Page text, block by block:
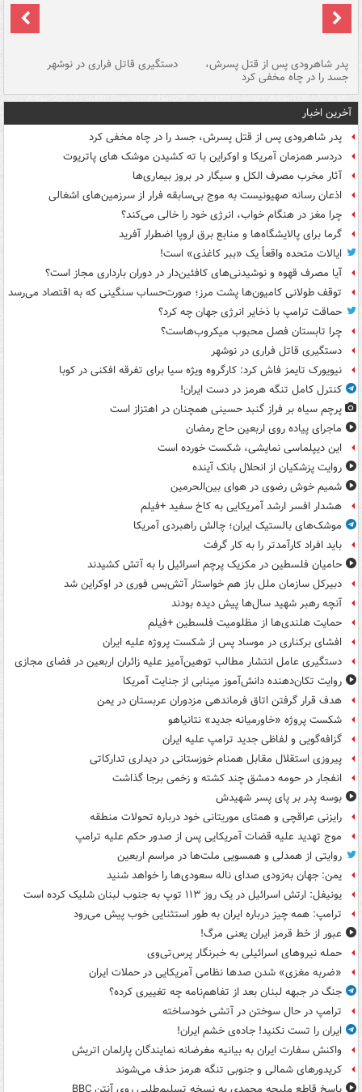
پدر شاهرودی پس از قتل پسرش،
جسد را در چاه مخفی کرد
دستگیری قاتل فراری در نوشهر
آخرین اخبار
پدر شاهرودی پس از قتل پسرش، جسد را در چاه مخفی کرد
دردسر همزمان آمریکا و اوکراین با ته کشیدن موشک های پاتریوت
آثار مخرب مصرف الکل و سیگار در بروز بیماری‌ها
اذعان رسانه صهیونیست به موج بی‌سابقه فرار از سرزمین‌های اشغالی
چرا مغز در هنگام خواب، انرژی خود را خالی می‌کند؟
گرما برای پالایشگاه‌ها و منابع برق اروپا اضطرار آفرید
ایالات متحده واقعاً یک «ببر کاغذی» است!
آیا مصرف قهوه و نوشیدنی‌های کافئین‌دار در دوران بارداری مجاز است؟
توقف طولانی کامیون‌ها پشت مرز؛ صورت‌حساب سنگینی که به اقتصاد می‌رسد
حماقت ترامپ با ذخایر انرژی جهان چه کرد؟
چرا تابستان فصل محبوب میکروب‌هاست؟
دستگیری قاتل فراری در نوشهر
نیویورک تایمز فاش کرد: کارگروه ویژه سیا برای تفرقه افکنی در کوبا
کنترل کامل تنگه هرمز در دست ایران!
پرچم سیاه بر فراز گنبد حسینی همچنان در اهتزاز است
ماجرای پیاده روی اربعین حاج رمضان
این دیپلماسی نمایشی، شکست خورده است
روایت پزشکیان از انحلال بانک آینده
شمیم خوش رضوی در هوای بین‌الحرمین
هشدار افسر ارشد آمریکایی به کاخ سفید +فیلم
موشک‌های بالستیک ایران؛ چالش راهبردی آمریکا
باید افراد کارآمدتر را به کار گرفت
حامیان فلسطین در مکزیک پرچم اسرائیل را به آتش کشیدند
دبیرکل سازمان ملل باز هم خواستار آتش‌بس فوری در اوکراین شد
آنچه رهبر شهید سال‌ها پیش دیده بودند
حمایت هلندی‌ها از مظلومیت فلسطین +فیلم
افشای برکناری در موساد پس از شکست پروژه علیه ایران
دستگیری عامل انتشار مطالب توهین‌آمیز علیه زائران اربعین در فضای مجازی
روایت تکان‌دهنده دانش‌آموز مینابی از جنایت آمریکا
هدف قرار گرفتن اتاق‌ فرماندهی مزدوران عربستان در یمن
شکست پروژه «خاورمیانه جدید» نتانیاهو
گزافه‌گویی و لفاظی جدید ترامپ علیه ایران
پیروزی استقلال مقابل همنام خوزستانی در دیداری تدارکاتی
انفجار در حومه دمشق چند کشته و زخمی برجا گذاشت
بوسه‌ پدر بر پای پسر شهیدش
رایزنی عراقچی و همتای موریتانی خود درباره تحولات منطقه
موج تهدید علیه قضات آمریکایی پس از صدور حکم علیه ترامپ
روایتی از همدلی و همسویی ملت‌ها در مراسم اربعین
یمن: جهان به‌زودی صدای ناله سعودی‌ها را خواهد شنید
یونیفل: ارتش اسرائیل در یک روز ۱۱۳ توپ به جنوب لبنان شلیک کرده است
ترامپ: همه چیز درباره ایران به طور استثنایی خوب پیش می‌رود
عبور از خط قرمز ایران یعنی مرگ!
حمله نیروهای اسرائیلی به خبرنگار پرس‌تی‌وی
«ضربه مغزی» شدن صدها نظامی آمریکایی در حملات ایران
جنگ در جبهه لبنان بعد از تفاهم‌نامه چه تغییری کرده؟
ترامپ در حال سوختن در آتشی خودساخته
ایران را تست نکنید! جاده‌ی خشم ایران!
واکنش سفارت ایران به بیانیه مغرضانه نمایندگان پارلمان اتریش
کریدورهای شمالی و جنوبی تنگه هرمز حذف می‌شوند
پاسخ قاطع ملیحه محمدی به نسخه تسلیم‌طلبی روی آنتن BBC